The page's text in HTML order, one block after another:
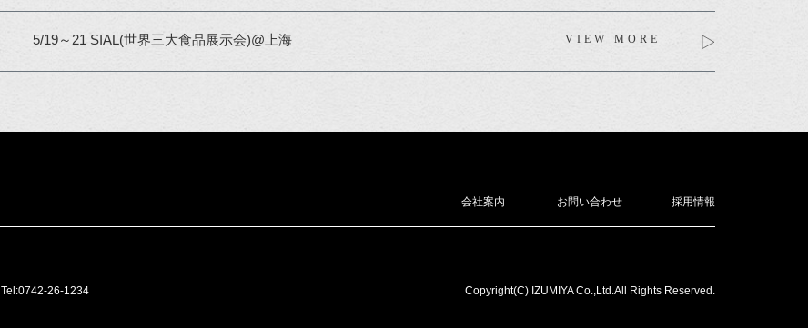
5/19～21 SIAL(世界三大食品展示会)@上海 VIEW MORE
会社案内 お問い合わせ 採用情報
Tel:0742-26-1234 Copyright(C) IZUMIYA Co.,Ltd.All Rights Reserved.